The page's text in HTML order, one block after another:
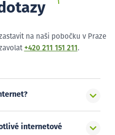
na naši pobočku v Praze
+420 211 151 211 .
internetové